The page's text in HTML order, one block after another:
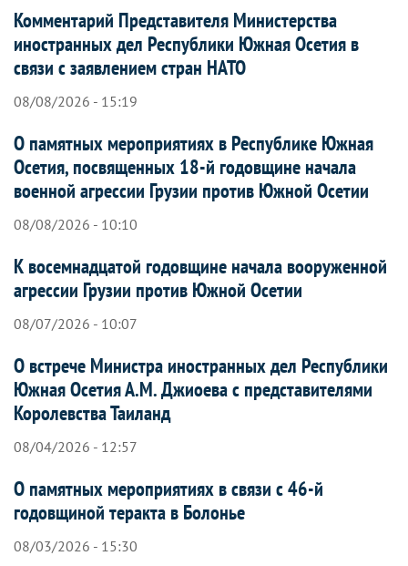
Комментарий Представителя Министерства
иностранных дел Республики Южная Осетия в
связи с заявлением стран НАТО
08/08/2026 - 15:19
О памятных мероприятиях в Республике Южная
Осетия, посвященных 18-й годовщине начала
военной агрессии Грузии против Южной Осетии
08/08/2026 - 10:10
К восемнадцатой годовщине начала вооруженной
агрессии Грузии против Южной Осетии
08/07/2026 - 10:07
О встрече Министра иностранных дел Республики
Южная Осетия А.М. Джиоева с представителями
Королевства Таиланд
08/04/2026 - 12:57
О памятных мероприятиях в связи с 46-й
годовщиной теракта в Болонье
08/03/2026 - 15:30